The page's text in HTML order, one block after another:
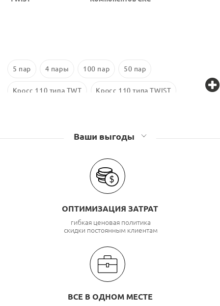
5 пар 4 пары 100 пар 50 пар
Кросс 110 типа TWT Кросс 110 типа TWIST
Ваши выгоды
ОПТИМИЗАЦИЯ ЗАТРАТ
гибкая ценовая политика
скидки постоянным клиентам
ВСЕ В ОДНОМ МЕСТЕ